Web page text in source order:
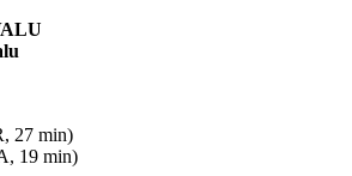
27 min)
19 min)